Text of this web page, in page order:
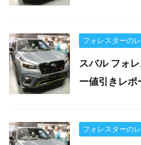
フォレスターの
スバル フォ
ー値引きレ
フォレスターの